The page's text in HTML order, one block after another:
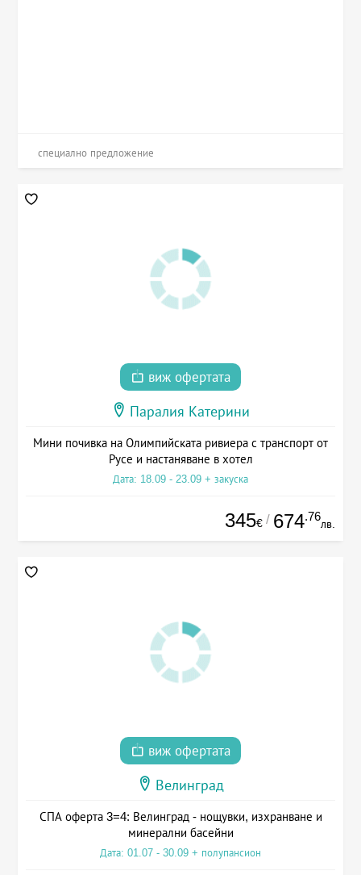
специално предложение
виж офертата
Паралия Катерини
Мини почивка на Олимпийската ривиера с транспорт от
Русе и настаняване в хотел
Дата: 18.09 - 23.09 + закуска
345€ / 674.76
лв.
виж офертата
Велинград
СПА оферта 3=4: Велинград - нощувки, изхранване и
минерални басейни
Дата: 01.07 - 30.09 + полупансион